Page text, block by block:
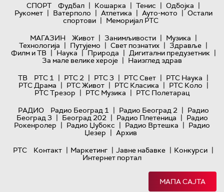
СПОРТ
Фудбал | Кошарка | Тенис | Одбојка |
Рукомет | Ватерполо | Атлетика | Ауто-мото | Остали
спортови | Меморијал РТС
МАГАЗИН
Живот | Занимљивости | Музика |
Технологијa | Путујемо | Свет познатих | Здравље |
Филм и ТВ | Наука | Природа | Дигитални предузетник |
За мале велике хероје | Наизглед здрав
ТВ
РТС 1 | РТС 2 | РТС 3 | РТС Свет | РТС Наука |
РТС Драма | РТС Живот | РТС Класика | РТС Коло |
РТС Трезор | РТС Музика | РТС Полетарац
РАДИО
Радио Београд 1 | Радио Београд 2 | Радио
Београд 3 | Београд 202 | Радио Плетеница | Радио
Рокенролер | Радио Џубокс | Радио Вртешка | Радио
Џезер | Архив
РТС
Контакт | Маркетинг | Јавне набавке | Конкурси |
Интернет портал
МАПА САЈТА